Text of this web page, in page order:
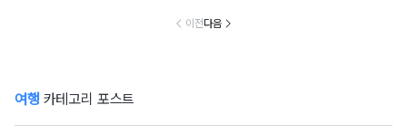
이전다음
여행 카테고리 포스트